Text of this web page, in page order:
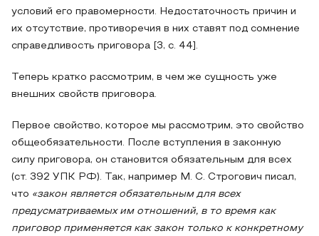
условий его правомерности. Недостаточность причин и
их отсутствие, противоречия в них ставят под сомнение
справедливость приговора [3, с. 44].
Теперь кратко рассмотрим, в чем же сущность уже
внешних свойств приговора.
Первое свойство, которое мы рассмотрим, это свойство
общеобязательности. После вступления в законную
силу приговора, он становится обязательным для всех
(ст. 392 УПК РФ). Так, например М. С. Строгович писал,
что «закон является обязательным для всех
предусматриваемых им отношений, в то время как
приговор применяется как закон только к конкретному